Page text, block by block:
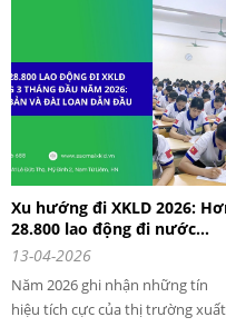
trọng như hộ chiếu, giấy khám
sức khỏe và đặc biệt là lý lịch tư
pháp số 2. Đây là giấy tờ gần như
bắt buộc trong hồ sơ xin visa khi
đi xuất khẩu lao động Đài Loan.
Xu hướng đi XKLD 2026:
28.800 lao động đi nước
ngoài làm việc trong 3 tháng
13-04-2026
Năm 2026 ghi nhận những tín
hiệu tích cực của thị trường xuất